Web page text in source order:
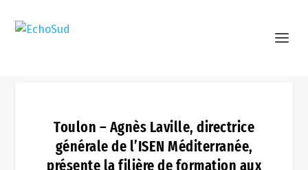
Toulon – Agnès Laville, directrice
générale de l’ISEN Méditerranée,
présente la filière de formation aux